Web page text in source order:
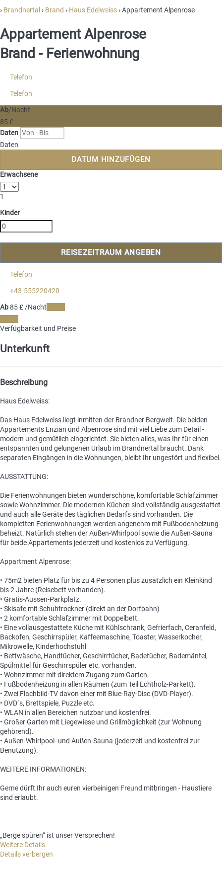
› Brandnertal › Brand › Haus Edelweiss › Appartement Alpenrose
Appartement Alpenrose
Brand - Ferienwohnung
Telefon
Telefon
Ab/Nacht
85 £
Daten
Daten
DATUM HINZUFÜGEN
Erwachsene
1
Kinder
REISEZEITRAUM ANGEBEN
Telefon
+43-555220420
Ab85£ /Nacht
Verfügbarkeit und Preise
Unterkunft
Beschreibung
Haus Edelweiss:
Das Haus Edelweiss liegt inmitten der Brandner Bergwelt. Die beiden
Appartements Enzian und Alpenrose sind mit viel Liebe zum Detail -
modern und gemütlich eingerichtet. Sie bieten alles, was Ihr für einen
entspannten und gelungenen Urlaub im Brandnertal braucht. Dank
separaten Eingängen in die Wohnungen, bleibt Ihr ungestört und flexibel.
AUSSTATTUNG:
Die Ferienwohnungen bieten wunderschöne, komfortable Schlafzimmer
sowie Wohnzimmer. Die modernen Küchen sind vollständig ausgestattet
und auch alle Geräte des täglichen Bedarfs sind vorhanden. Die
kompletten Ferienwohnungen werden angenehm mit Fußbodenheizung
beheizt. Natürlich stehen der Außen-Whirlpool sowie die Außen-Sauna
für beide Appartements jederzeit und kostenlos zu Verfügung.
Appartment Alpenrose:
• 75m2 bieten Platz für bis zu 4 Personen plus zusätzlich ein Kleinkind
bis 2 Jahre (Reisebett vorhanden).
• Gratis-Aussen-Parkplatz.
• Skisafe mit Schuhtrockner (direkt an der Dorfbahn)
• 2 komfortable Schlafzimmer mit Doppelbett.
• Eine vollausgestattete Küche mit Kühlschrank, Gefrierfach, Ceranfeld,
Backofen, Geschirrspüler, Kaffeemaschine, Toaster, Wasserkocher,
Mikrowelle, Kinderhochstuhl
• Bettwäsche, Handtücher, Geschirrtücher, Badetücher, Bademäntel,
Spülmittel für Geschirrspüler etc. vorhanden.
• Wohnzimmer mit direktem Zugang zum Garten.
• Fußbodenheizung in allen Räumen (zum Teil Echtholz-Parkett).
• Zwei Flachbild-TV davon einer mit Blue-Ray-Disc (DVD-Player).
• DVD´s, Brettspiele, Puzzle etc.
• WLAN in allen Bereichen nutzbar und kostenfrei.
• Großer Garten mit Liegewiese und Grillmöglichkeit (zur Wohnung
gehörend).
• Außen-Whirlpool- und Außen-Sauna (jederzeit und kostenfrei zur
Benutzung).
WEITERE INFORMATIONEN:
Gerne dürft Ihr auch euren vierbeinigen Freund mitbringen - Haustiere
sind erlaubt.
„Berge spüren“ ist unser Versprechen!
Weitere Details
Details verbergen